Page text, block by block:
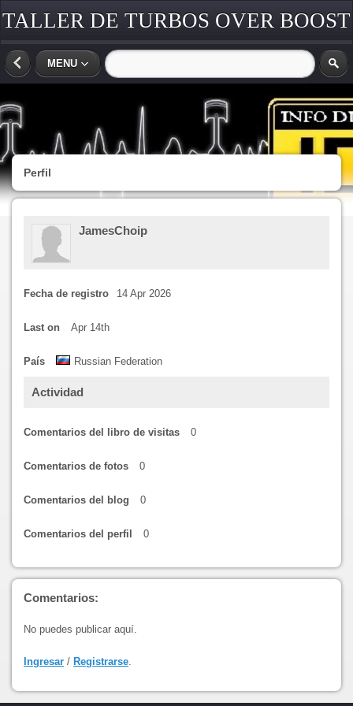
TALLER DE TURBOS OVER BOOST
COSTA RICA
MENU
Perfil
JamesChoip
Fecha de registro 14 Apr 2026
Last on Apr 14th
País Russian Federation
Actividad
Comentarios del libro de visitas 0
Comentarios de fotos 0
Comentarios del blog 0
Comentarios del perfil 0
Comentarios:
No puedes publicar aquí.
Ingresar / Registrarse.